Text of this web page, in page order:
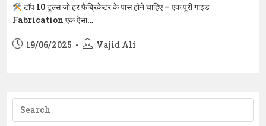
टॉप 10 टूल्स जो हर फैब्रिकेटर के पास होने चाहिए – एक पूरी गाइड
Fabrication एक ऐसा…
Post19/06/2025
PostVajid Ali